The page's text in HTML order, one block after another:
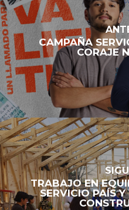
CAMPAÑA
CORAJE
TRABAJO EN
SERVICIO PAÍS